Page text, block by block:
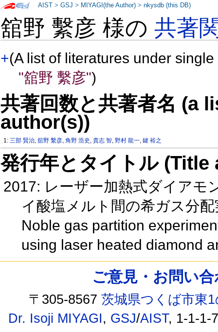
舘野 繫彦 様の共著
+(A list of literatures under
"舘野 繫彦")
共著回数と共著者名 (a
author(s))
1:三部 賢治,舘野 繫彦,角野 浩史 ,貴志 智,野村 龍一,鍵 裕之
発行年とタイトル
2017: レーザー加熱式ダイアモ
イ酸塩メルト間の希ガス分
Noble gas partition
using laser heated diamond
AIST >GSJ > MIYAGI(the Author) >nkysdb (this DB)
ご意見・お問い
〒305-8567茨城県つくば市東
Dr. Isoji MIYAGI, GSJ/AIST, 1-1-1-